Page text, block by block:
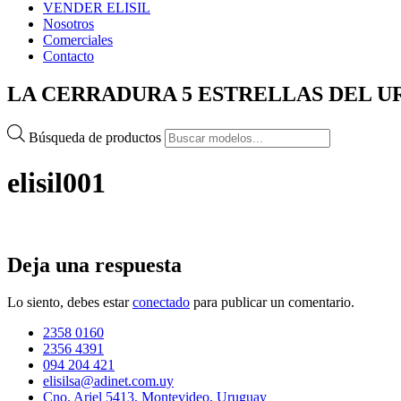
VENDER ELISIL
Nosotros
Comerciales
Contacto
LA CERRADURA 5 ESTRELLAS DEL
Búsqueda de productos
elisil001
Deja una respuesta
Lo siento, debes estarconectado para publicar un comentario.
2358 0160
2356 4391
094 204 421
elisilsa@adinet.com.uy
Cno. Ariel 5413, Montevideo, Uruguay